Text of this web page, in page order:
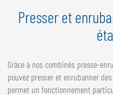
DEUTSCH
BELGIQUE
Presser et
Grâce à nos combinés presse-
pouvez presser et enrubanner
permet un fonctionnement